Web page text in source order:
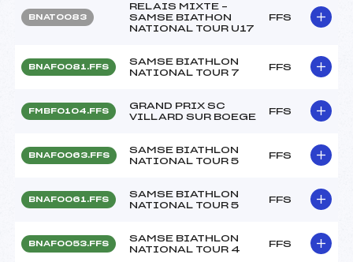
BNAT0083
RELAIS MIXTE –
SAMSE BIATHON
NATIONAL TOUR U17
FFS
BNAF0081.FFS
SAMSE BIATHLON
NATIONAL TOUR 7
FFS
FMBF0104.FFS
GRAND PRIX SC
VILLARD SUR BOEGE
FFS
BNAF0063.FFS
SAMSE BIATHLON
NATIONAL TOUR 5
FFS
BNAF0061.FFS
SAMSE BIATHLON
NATIONAL TOUR 5
FFS
BNAF0053.FFS
SAMSE BIATHLON
NATIONAL TOUR 4
FFS